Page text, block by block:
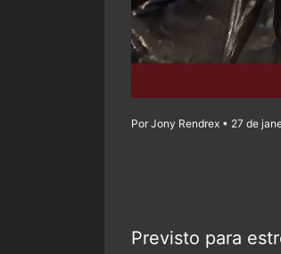
Por Jony Rendrex • 27 de
Previsto para